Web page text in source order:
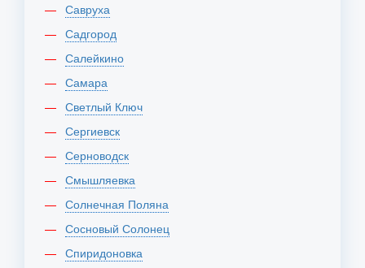
Савруха
Садгород
Салейкино
Самара
Светлый Ключ
Сергиевск
Серноводск
Смышляевка
Солнечная Поляна
Сосновый Солонец
Спиридоновка